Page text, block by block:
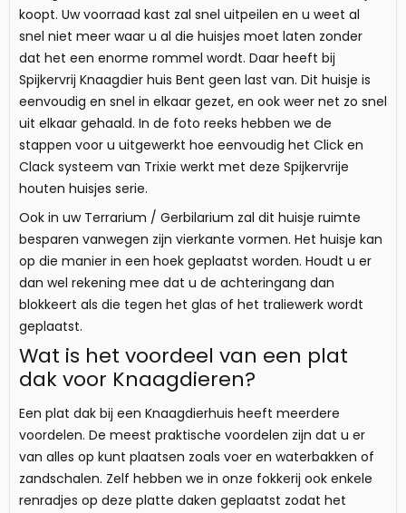
koopt. Uw voorraad kast zal snel uitpeilen en u weet al
snel niet meer waar u al die huisjes moet laten zonder
dat het een enorme rommel wordt. Daar heeft bij
Spijkervrij Knaagdier huis Bent geen last van. Dit huisje is
eenvoudig en snel in elkaar gezet, en ook weer net zo snel
uit elkaar gehaald. In de foto reeks hebben we de
stappen voor u uitgewerkt hoe eenvoudig het Click en
Clack systeem van Trixie werkt met deze Spijkervrije
houten huisjes serie.
Ook in uw Terrarium / Gerbilarium zal dit huisje ruimte
besparen vanwegen zijn vierkante vormen. Het huisje kan
op die manier in een hoek geplaatst worden. Houdt u er
dan wel rekening mee dat u de achteringang dan
blokkeert als die tegen het glas of het traliewerk wordt
geplaatst.
Wat is het voordeel van een plat
dak voor Knaagdieren?
Een plat dak bij een Knaagdierhuis heeft meerdere
voordelen. De meest praktische voordelen zijn dat u er
van alles op kunt plaatsen zoals voer en waterbakken of
zandschalen. Zelf hebben we in onze fokkerij ook enkele
renradjes op deze platte daken geplaatst zodat het